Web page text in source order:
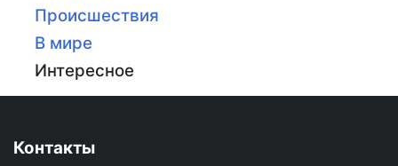
Происшествия
В мире
Интересное
Контакты